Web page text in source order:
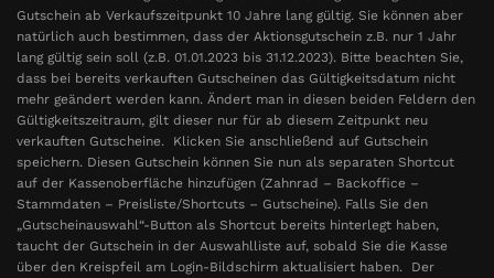
Gutschein ab Verkaufszeitpunkt 10 Jahre lang gültig. Sie können aber
natürlich auch bestimmen, dass der Aktionsgutschein z.B. nur 1 Jahr
lang gültig sein soll (z.B. 01.01.2023 bis 31.12.2023). Bitte beachten Sie,
dass bei bereits verkauften Gutscheinen das Gültigkeitsdatum nicht
mehr geändert werden kann. Ändert man in diesen beiden Feldern den
Gültigkeitszeitraum, gilt dieser nur für ab diesem Zeitpunkt neu
verkauften Gutscheine. Klicken Sie anschließend auf Gutschein
speichern. Diesen Gutschein können Sie nun als separaten Shortcut
auf der Kassenoberfläche hinzufügen (Zahnrad – Backoffice –
Stammdaten – Preisliste/Shortcuts – Gutscheine). Falls Sie den
„Gutscheinauswahl“-Button als Shortcut bereits hinterlegt haben,
taucht der Gutschein in der Auswahlliste auf, sobald Sie die Kasse
über den Kreispfeil am Login-Bildschirm aktualisiert haben. Der